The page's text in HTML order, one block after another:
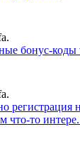
бонус-коды
регистрация
что-то